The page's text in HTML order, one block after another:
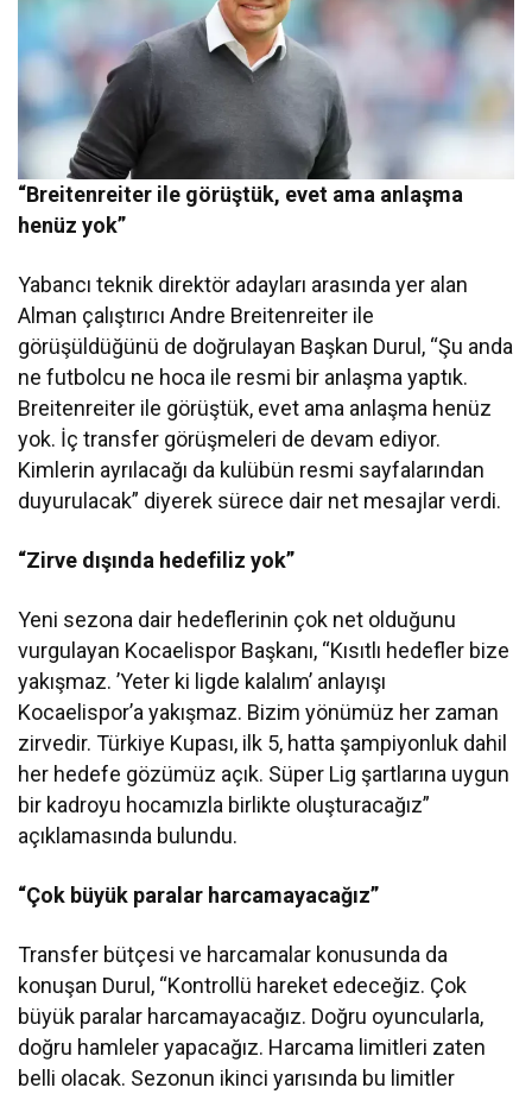
“Breitenreiter ile görüştük, evet ama anlaşma
henüz yok”
Yabancı teknik direktör adayları arasında yer alan
Alman çalıştırıcı Andre Breitenreiter ile
görüşüldüğünü de doğrulayan Başkan Durul, “Şu anda
ne futbolcu ne hoca ile resmi bir anlaşma yaptık.
Breitenreiter ile görüştük, evet ama anlaşma henüz
yok. İç transfer görüşmeleri de devam ediyor.
Kimlerin ayrılacağı da kulübün resmi sayfalarından
duyurulacak” diyerek sürece dair net mesajlar verdi.
“Zirve dışında hedefiliz yok”
Yeni sezona dair hedeflerinin çok net olduğunu
vurgulayan Kocaelispor Başkanı, “Kısıtlı hedefler bize
yakışmaz. ’Yeter ki ligde kalalım’ anlayışı
Kocaelispor’a yakışmaz. Bizim yönümüz her zaman
zirvedir. Türkiye Kupası, ilk 5, hatta şampiyonluk dahil
her hedefe gözümüz açık. Süper Lig şartlarına uygun
bir kadroyu hocamızla birlikte oluşturacağız”
açıklamasında bulundu.
“Çok büyük paralar harcamayacağız”
Transfer bütçesi ve harcamalar konusunda da
konuşan Durul, “Kontrollü hareket edeceğiz. Çok
büyük paralar harcamayacağız. Doğru oyuncularla,
doğru hamleler yapacağız. Harcama limitleri zaten
belli olacak. Sezonun ikinci yarısında bu limitler